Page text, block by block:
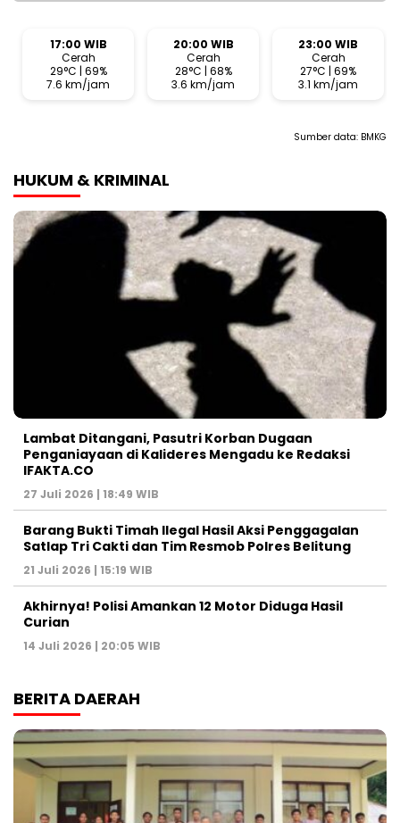
17:00 WIB
Cerah
29°C | 69%
7.6 km/jam
20:00 WIB
Cerah
28°C | 68%
3.6 km/jam
23:00 WIB
Cerah
27°C | 69%
3.1 km/jam
Sumber data: BMKG
HUKUM & KRIMINAL
Lambat Ditangani, Pasutri Korban Dugaan
Penganiayaan di Kalideres Mengadu ke Redaksi
IFAKTA.CO
27 Juli 2026 | 18:49 WIB
Barang Bukti Timah Ilegal Hasil Aksi Penggagalan
Satlap Tri Cakti dan Tim Resmob Polres Belitung
21 Juli 2026 | 15:19 WIB
Akhirnya! Polisi Amankan 12 Motor Diduga Hasil
Curian
14 Juli 2026 | 20:05 WIB
BERITA DAERAH